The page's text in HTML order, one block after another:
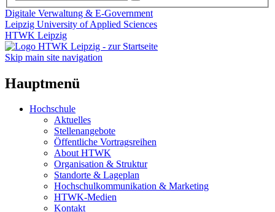
Digitale Verwaltung & E-Government
Leipzig University of Applied Sciences
HTWK Leipzig
Skip main site navigation
Hauptmenü
Hochschule
Aktuelles
Stellenangebote
Öffentliche Vortragsreihen
About HTWK
Organisation & Struktur
Standorte & Lageplan
Hochschulkommunikation & Marketing
HTWK-Medien
Kontakt